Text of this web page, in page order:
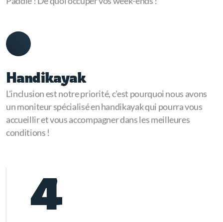
Handikayak
L'inclusion est notre priorité, c'est pourquoi nous avons
un moniteur spécialisé en handikayak qui pourra vous
accueillir et vous accompagner dans les meilleures
conditions !
4